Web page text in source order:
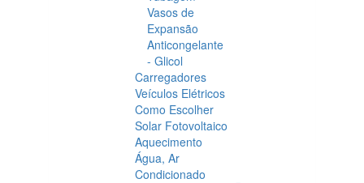
Vasos de
Expansão
Anticongelante
- Glicol
Carregadores
Veículos Elétricos
Como Escolher
Solar Fotovoltaico
Aquecimento
Água, Ar
Condicionado